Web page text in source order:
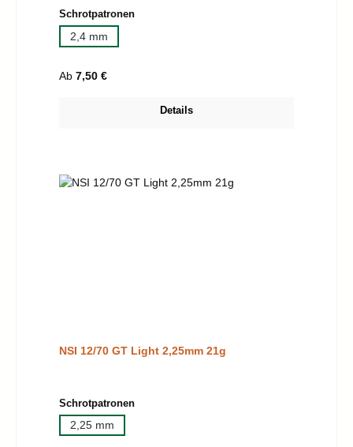
Schrotpatronenauswählen
2,4 mm
Regulärer Preis:
Ab 7,50 €
Details
NSI 12/70 GT Light 2,25mm 21g
Schrotpatronenauswählen
2,25 mm